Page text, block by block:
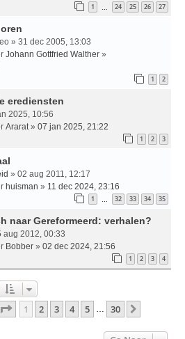
1 … 24 25 26 27
» 31 dec 2005, 13:03
Johann Gottfried Walther »
1 2
erediensten
2025, 10:56
Ararat » 07 jan 2025, 21:22
1 2 3
» 02 aug 2011, 12:17
huisman » 11 dec 2024, 23:16
1 … 32 33 34 35
naar Gereformeerd: verhalen?
aug 2012, 00:33
Bobber » 02 dec 2024, 21:56
1 2 3 4
Pagina Van30
1 2 3 4 5 30